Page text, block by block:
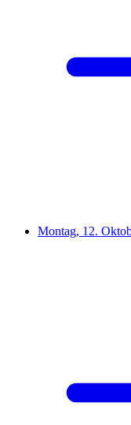
Montag, 12.